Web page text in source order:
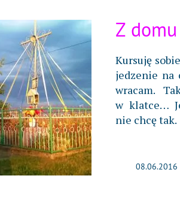
Z
Kursuję
jedzenie na
wracam.
w klatce…
nie chcę tak.
08.06.2016